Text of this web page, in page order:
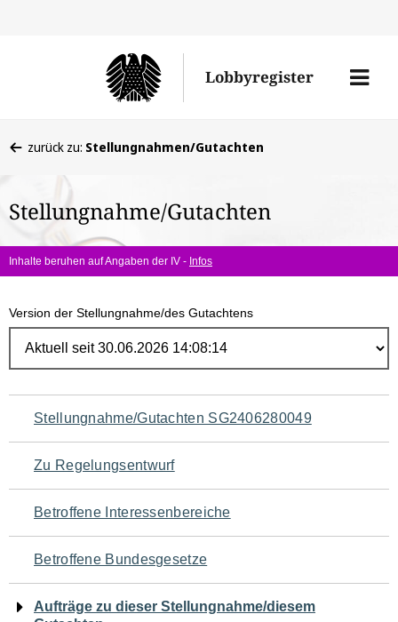
Lobbyregister
Menü
befinden
hier:
zurück zu: Stellungnahmen/Gutachten
Stellungnahme/Gutachten
Inhalte beruhen auf Angaben der IV - Infos
Version der Stellungnahme/des Gutachtens
Navigation
für
den
Seiteninhalt
Stellungnahme/Gutachten SG2406280049
Zu Regelungsentwurf
Betroffene Interessenbereiche
Betroffene Bundesgesetze
Aufträge zu dieser Stellungnahme/diesem